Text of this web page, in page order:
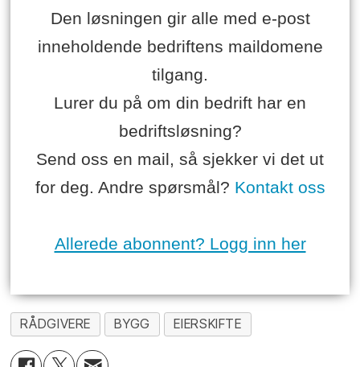
Den løsningen gir alle med e-post
inneholdende bedriftens maildomene
tilgang.
Lurer du på om din bedrift har en
bedriftsløsning?
Send oss en mail, så sjekker vi det ut
for deg. Andre spørsmål? Kontakt oss
Allerede abonnent? Logg inn her
RÅDGIVERE BYGG EIERSKIFTE